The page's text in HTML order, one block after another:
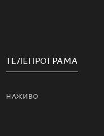
ТЕЛЕПРОГРАМА
НАЖИВО